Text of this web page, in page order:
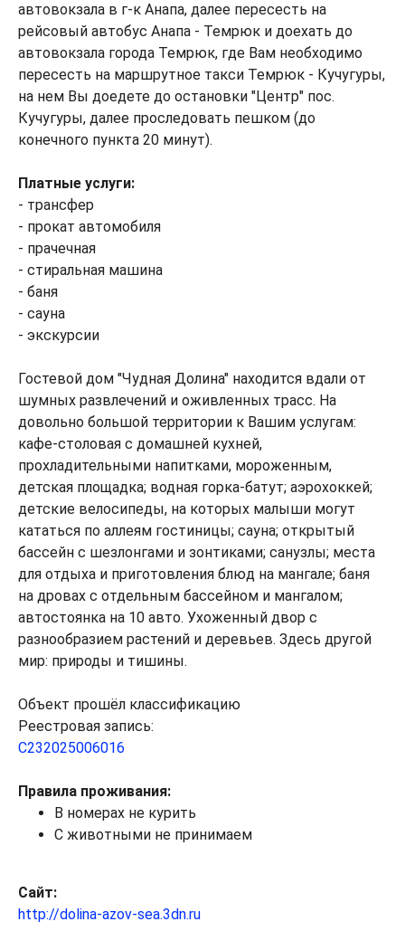
автовокзала в г-к Анапа, далее пересесть на
рейсовый автобус Анапа - Темрюк и доехать до
автовокзала города Темрюк, где Вам необходимо
пересесть на маршрутное такси Темрюк - Кучугуры,
на нем Вы доедете до остановки "Центр" пос.
Кучугуры, далее проследовать пешком (до
конечного пункта 20 минут).
Платные услуги:
- трансфер
- прокат автомобиля
- прачечная
- стиральная машина
- баня
- сауна
- экскурсии
Гостевой дом "Чудная Долина" находится вдали от
шумных развлечений и оживленных трасс. На
довольно большой территории к Вашим услугам:
кафе-столовая с домашней кухней,
прохладительными напитками, мороженным,
детская площадка; водная горка-батут; аэрохоккей;
детские велосипеды, на которых малыши могут
кататься по аллеям гостиницы; сауна; открытый
бассейн с шезлонгами и зонтиками; санузлы; места
для отдыха и приготовления блюд на мангале; баня
на дровах с отдельным бассейном и мангалом;
автостоянка на 10 авто. Ухоженный двор с
разнообразием растений и деревьев. Здесь другой
мир: природы и тишины.
Объект прошёл классификацию
Реестровая запись:
С232025006016
Правила проживания:
В номерах не курить
С животными не принимаем
Сайт:
http://dolina-azov-sea.3dn.ru